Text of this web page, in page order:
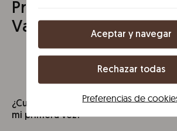
Preguntas frecuentes
Valencia
¿Cuál es la mejor zona para alojarse
mi primera vez?
Aceptar y navegar
Rechazar todas
Preferencias de